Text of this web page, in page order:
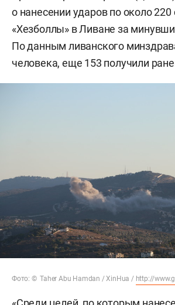
о нанесении ударов по около
«Хезболлы» в Ливане за
По данным ливанского
человека, еще 153 получили
Фото: © Taher Abu Hamdan / XinHua / http://